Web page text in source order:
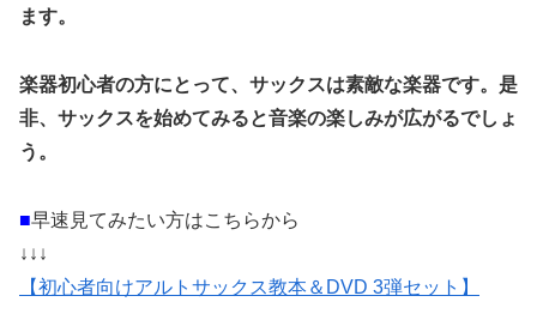
ます。
楽器初心者の方にとって、サックスは素敵な楽器です。是
非、サックスを始めてみると音楽の楽しみが広がるでしょ
う。
■早速見てみたい方はこちらから
↓↓↓
【初心者向けアルトサックス教本＆DVD 3弾セット】